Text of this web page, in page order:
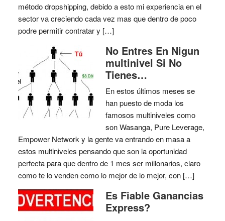
método dropshipping, debido a esto mi experiencia en el
sector va creciendo cada vez mas que dentro de poco
podre permitir contratar y […]
No Entres En Nigun
multinivel Si No
Tienes…
En estos últimos meses se
han puesto de moda los
famosos multiniveles como
son Wasanga, Pure Leverage,
Empower Network y la gente va entrando en masa a
estos multiniveles pensando que son la oportunidad
perfecta para que dentro de 1 mes ser millonarios, claro
como te lo venden como lo mejor de lo mejor, con […]
Es Fiable Ganancias
Express?